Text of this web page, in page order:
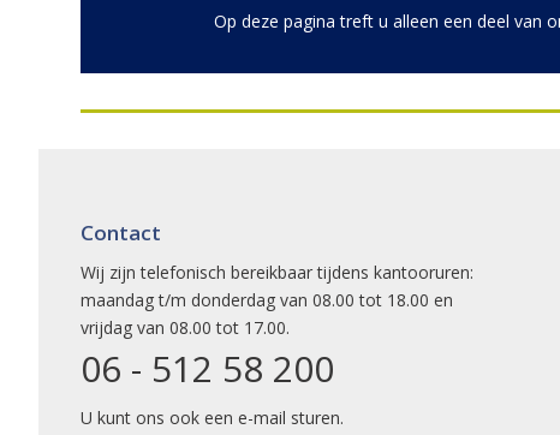
Op deze pagina treft u alleen een deel van
Contact
Wij zijn telefonisch bereikbaar tijdens kantooruren:
maandag t/m donderdag van 08.00 tot 18.00 en
vrijdag van 08.00 tot 17.00.
06 - 512 58 200
U kunt ons ook een e-mail sturen.